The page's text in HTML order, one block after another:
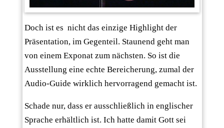
Doch ist es nicht das einzige Highlight der
Präsentation, im Gegenteil. Staunend geht man
von einem Exponat zum nächsten. So ist die
Ausstellung eine echte Bereicherung, zumal der
Audio-Guide wirklich hervorragend gemacht ist.
Schade nur, dass er ausschließlich in englischer
Sprache erhältlich ist. Ich hatte damit Gott sei